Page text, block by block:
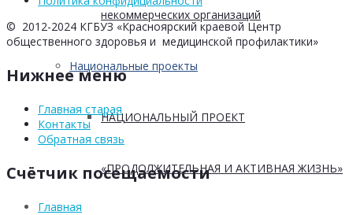
некоммерческих организаций
Национальные проекты
НАЦИОНАЛЬНЫЙ ПРОЕКТ
«ПРОДОЛЖИТЕЛЬНАЯ И АКТИВНАЯ ЖИЗНЬ»
© 2012-2024 КГБУЗ «Красноярский краевой Центр
общественного здоровья и медицинской профилактики»
Нижнее меню
Главная старая
Контакты
Обратная связь
Счётчик посещаемости
Главная